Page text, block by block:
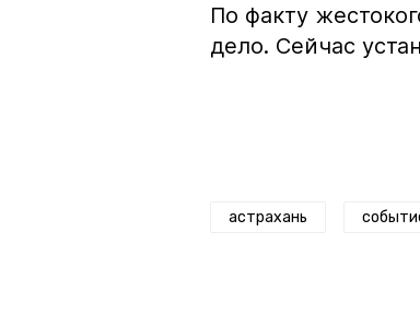
По факту
дело. Сейчас
астрахань